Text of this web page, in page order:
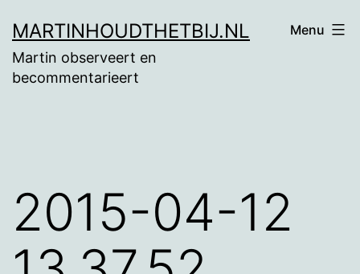
naar
de
MARTINHOUDTHETBIJ.NL
Martin observeert en
becommentarieert
Menu
2015-04-12